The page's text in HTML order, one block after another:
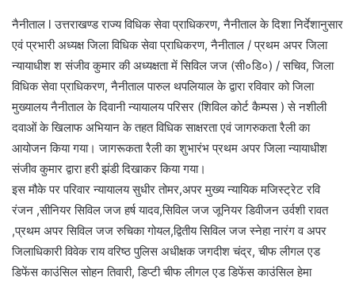
नैनीताल l उत्तराखण्ड राज्य विधिक सेवा प्राधिकरण, नैनीताल के दिशा निर्देशानुसार
एवं प्रभारी अध्यक्ष जिला विधिक सेवा प्राधिकरण, नैनीताल / प्रथम अपर जिला
न्यायाधीश श संजीव कुमार की अध्यक्षता में सिविल जज (सी०डि०) / सचिव, जिला
विधिक सेवा प्राधिकरण, नैनीताल पारुल थपलियाल के द्वारा रविवार को जिला
मुख्यालय नैनीताल के दिवानी न्यायालय परिसर (शिविल कोर्ट कैम्पस ) से नशीली
दवाओं के खिलाफ अभियान के तहत विधिक साक्षरता एवं जागरुकता रैली का
आयोजन किया गया। जागरूकता रैली का शुभारंभ प्रथम अपर जिला न्यायाधीश
संजीव कुमार द्वारा हरी झंडी दिखाकर किया गया।
इस मौके पर परिवार न्यायालय सुधीर तोमर,अपर मुख्य न्यायिक मजिस्ट्रेट रवि
रंजन ,सीनियर सिविल जज हर्ष यादव,सिविल जज जूनियर डिवीजन उर्वशी रावत
,प्रथम अपर सिविल जज रुचिका गोयल,द्वितीय सिविल जज स्नेहा नारंग व अपर
जिलाधिकारी विवेक राय वरिष्ठ पुलिस अधीक्षक जगदीश चंद्र, चीफ लीगल एड
डिफेंस काउंसिल सोहन तिवारी, डिप्टी चीफ लीगल एड डिफेंस काउंसिल हेमा